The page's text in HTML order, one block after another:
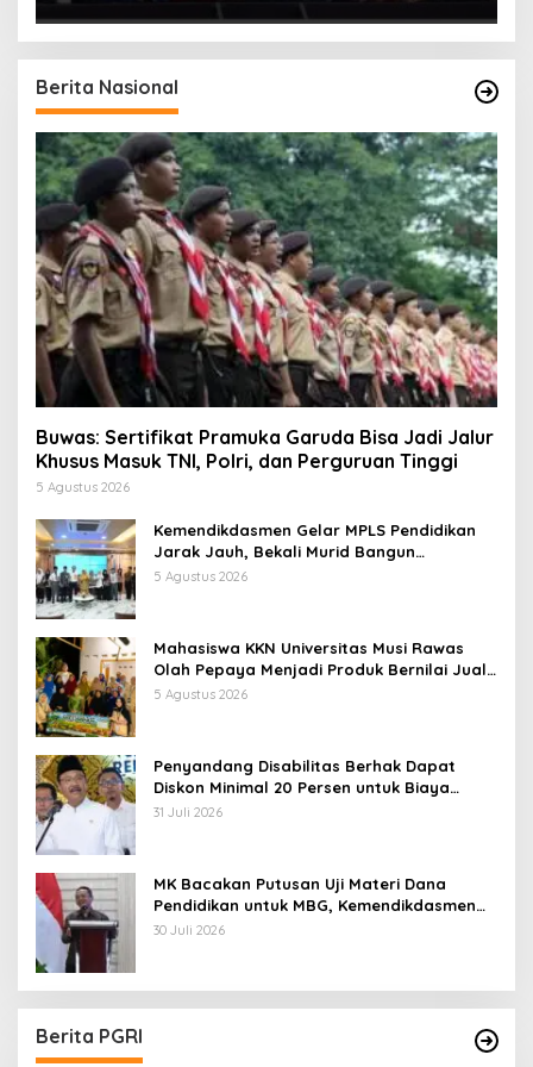
Berita Nasional
Buwas: Sertifikat Pramuka Garuda Bisa Jadi Jalur
Khusus Masuk TNI, Polri, dan Perguruan Tinggi
5 Agustus 2026
Kemendikdasmen Gelar MPLS Pendidikan
Jarak Jauh, Bekali Murid Bangun
Kemandirian Belajar
5 Agustus 2026
Mahasiswa KKN Universitas Musi Rawas
Olah Pepaya Menjadi Produk Bernilai Jual
Tinggi, Dorong UMKM Desa Air Satan
5 Agustus 2026
Penyandang Disabilitas Berhak Dapat
Diskon Minimal 20 Persen untuk Biaya
Sekolah dan Kuliah
31 Juli 2026
MK Bacakan Putusan Uji Materi Dana
Pendidikan untuk MBG, Kemendikdasmen
Tunggu Implikasi Putusan
30 Juli 2026
Berita PGRI